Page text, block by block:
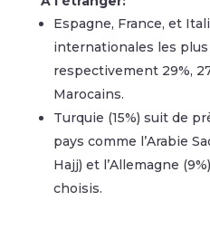
Espagne, France, et
internationales les
respectivement 29%,
Marocains.
Turquie (15%) suit de
pays comme l’Arabie
Hajj) et l’Allemagne
choisis.